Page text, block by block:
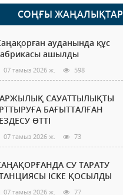
СОҢҒЫ ЖАҢАЛЫҚТАР
ауданында құс
ашылды
07 тамыз 2026 ж. 598
САУАТТЫЛЫҚТЫ
БАҒЫТТАЛҒАН
ӨТТІ
07 тамыз 2026 ж. 73
СУ ТАРАТУ
ІСКЕ ҚОСЫЛДЫ
07 тамыз 2026 ж. 77